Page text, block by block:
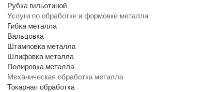
Рубка гильотиной
Услуги по обработке и формовке металла
Гибка металла
Вальцовка
Штамповка металла
Шлифовка металла
Полировка металла
Механическая обработка металла
Токарная обработка